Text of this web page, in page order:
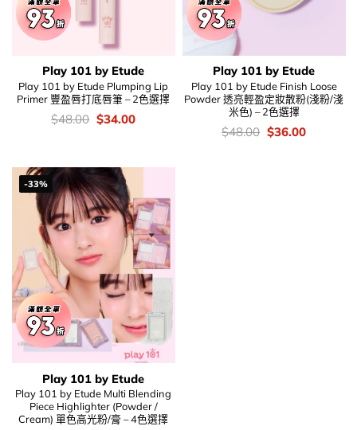
Play 101 by Etude
Play 101 by Etude Plumping Lip
Primer 豐盈唇打底唇筆 – 2色選擇
價
錢：
$48.00 Original
price
$34.00Current
Play 101 by Etude
Play 101 by Etude Finish Loose
Powder 透亮輕盈定妝散粉(淺粉/淺
米色) – 2色選擇
價
錢：
$48.00 Original
price
$36.00Current
-33%
Play 101 by Etude
Play 101 by Etude Multi Blending
Piece Highlighter (Powder /
Cream) 單色高光粉/膏 – 4色選擇